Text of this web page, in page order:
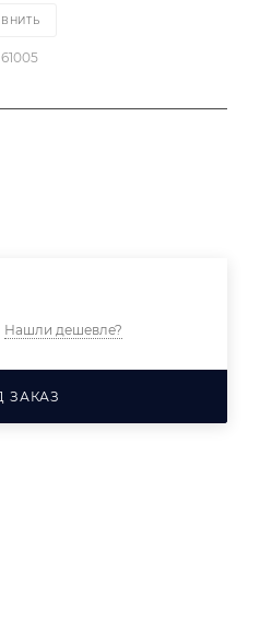
61005
Нашли дешевле?
ЗАКАЗ